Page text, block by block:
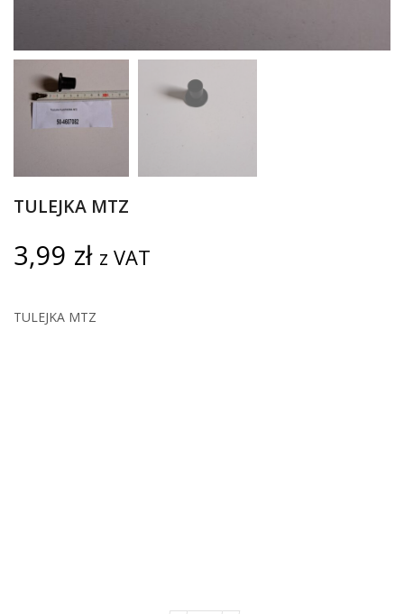
TULEJKA MTZ
3,99 zł z VAT
TULEJKA MTZ